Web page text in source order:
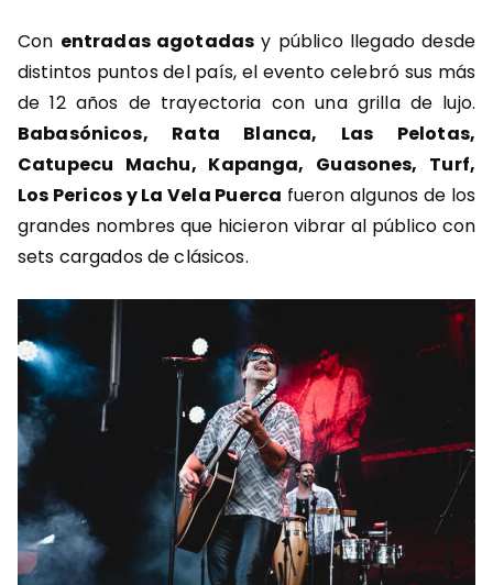
Con entradas agotadas y público llegado desde
distintos puntos del país, el evento celebró sus más
de 12 años de trayectoria con una grilla de lujo.
Babasónicos, Rata Blanca, Las Pelotas,
Catupecu Machu, Kapanga, Guasones, Turf,
Los Pericos y La Vela Puerca fueron algunos de los
grandes nombres que hicieron vibrar al público con
sets cargados de clásicos.